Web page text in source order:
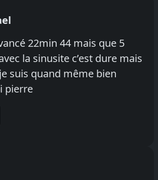
22min 44 mais que 5
la sinusite c’est dure mais
suis quand même bien
pierre